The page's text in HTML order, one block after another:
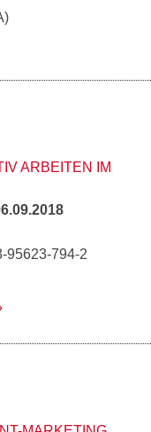
ARBEITEN IM
95623-794-2